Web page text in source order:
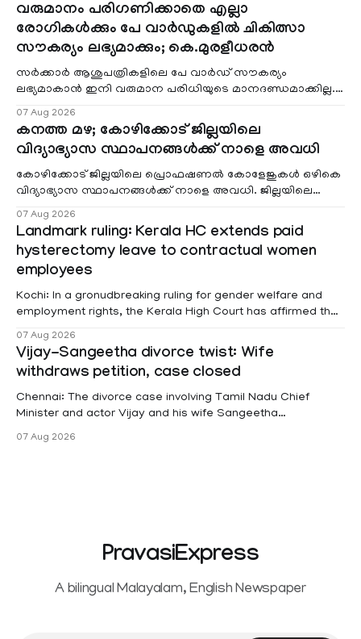
വരുമാനം പരിഗണിക്കാതെ എല്ലാ
രോഗികൾക്കും പേ വാർഡുകളിൽ ചികിത്സാ
സൗകര്യം ലഭ്യമാക്കും; കെ.മുരളീധരൻ
സർക്കാർ ആശുപത്രികളിലെ പേ വാർഡ് സൗകര്യം
ലഭ്യമാകാൻ ഇനി വരുമാന പരിധിയുടെ മാനദണ്ഡമാക്കില്ല.
07 Aug 2026
കനത്ത മഴ; കോഴിക്കോട് ജില്ലയിലെ
വിദ്യാഭ്യാസ സ്ഥാപനങ്ങൾക്ക് നാളെ അവധി
കോഴിക്കോട് ജില്ലയിലെ പ്രൊഫഷണൽ കോളേജുകൾ ഒഴികെ
വിദ്യാഭ്യാസ സ്ഥാപനങ്ങൾക്ക് നാളെ അവധി. ജില്ലയിലെ
07 Aug 2026
Landmark ruling: Kerala HC extends paid
hysterectomy leave to contractual women
employees
Kochi: In a gronudbreaking ruling for gender welfare and
employment rights, the Kerala High Court has affirmed that
projects are eligible for paid medical leave following
hysterectomy surgery under the Kerala Service Rules
(KSR). The court noted that since essential benefits like
maternity
07 Aug 2026
Vijay-Sangeetha divorce twist: Wife
withdraws petition, case closed
Chennai: The divorce case involving Tamil Nadu Chief
Minister and actor Vijay and his wife Sangeetha
Sowrnalingam has taken a new turn after Sangeetha
07 Aug 2026
PravasiExpress
A bilingual Malayalam, English Newspaper